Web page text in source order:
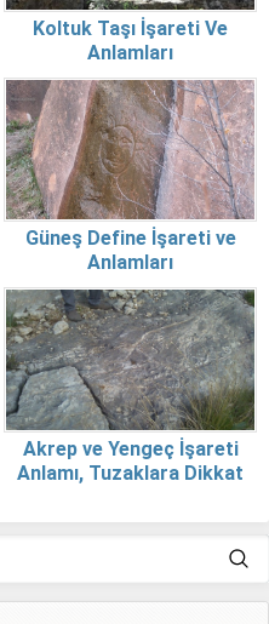
Koltuk Taşı İşareti Ve
Anlamları
Güneş Define İşareti ve
Anlamları
Akrep ve Yengeç İşareti
Anlamı, Tuzaklara Dikkat